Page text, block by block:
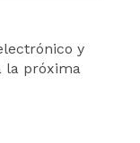
y
la próxima